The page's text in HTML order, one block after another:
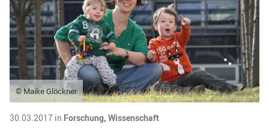
© Maike Glöckner
30.03.2017 in Forschung, Wissenschaft